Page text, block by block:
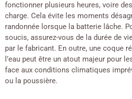
fonctionner plusieurs heures, voire
charge. Cela évite les moments
randonnée lorsque la batterie lâche.
soucis, assurez-vous de la durée de
par le fabricant. En outre, une coque
l’eau peut être un atout majeur pour
face aux conditions climatiques
ou la poussière.